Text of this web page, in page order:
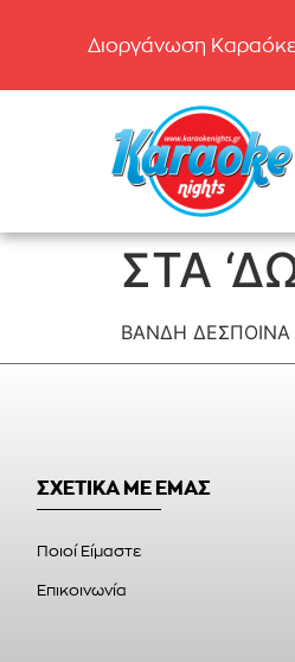
Διοργάνωση
ΣΤΑ
ΒΑΝΔΗ ΔΕΣΠΟΙΝΑ
ΣΧΕΤΙΚΑ ΜΕ ΕΜΑΣ
Ποιοί Είμαστε
Επικοινωνία